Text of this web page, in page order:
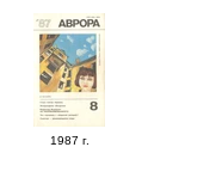
1987 г.